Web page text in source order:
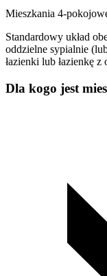
Mieszkania 4-
Standardowy układ
oddzielne sypialnie
łazienki lub łazienkę
Dla kogo jest